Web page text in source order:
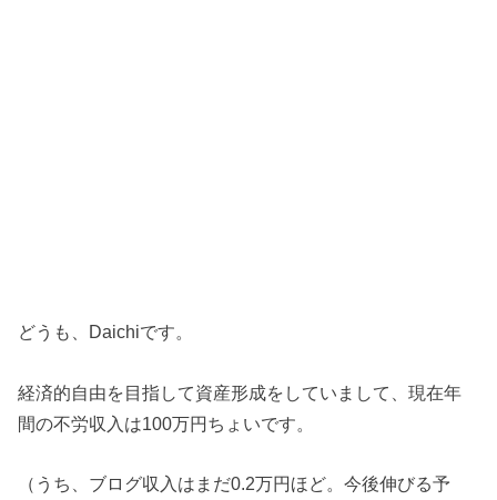
どうも、Daichiです。
経済的自由を目指して資産形成をしていまして、現在年
間の不労収入は100万円ちょいです。
（うち、ブログ収入はまだ0.2万円ほど。今後伸びる予